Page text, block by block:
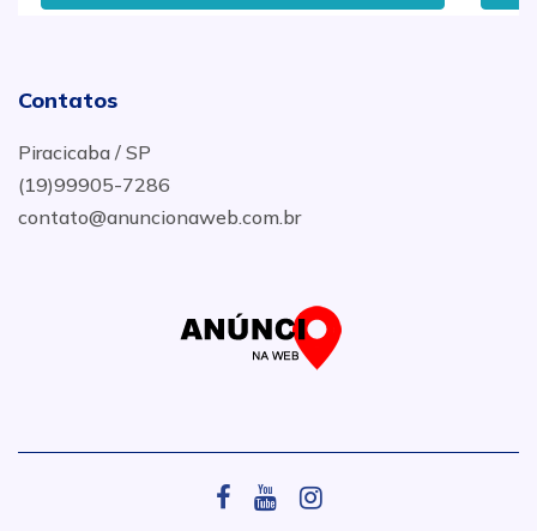
Contatos
Piracicaba / SP
(19)99905-7286
contato@anuncionaweb.com.br